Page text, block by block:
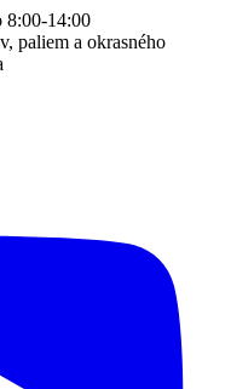
8:00-14:00
paliem a okrasného